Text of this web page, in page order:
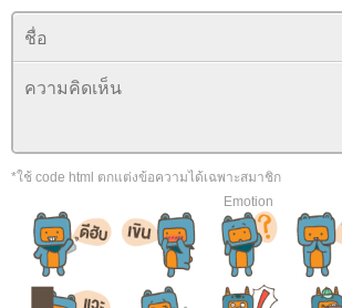
*ใช้ code html ตกแต่งข้อความได้เฉพาะสมาชิก
Emotion